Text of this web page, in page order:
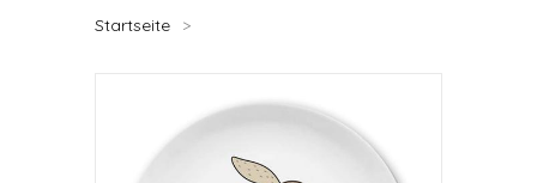
Startseite >